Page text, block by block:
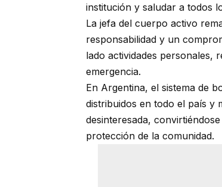
institución y saludar a todos
La jefa del cuerpo activo
responsabilidad y un
lado actividades personales,
emergencia.
En Argentina, el sistema de
distribuidos en todo el país y
desinteresada,
protección de la comunidad.